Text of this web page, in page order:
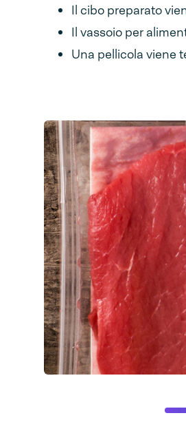
Il cibo preparato
Il vassoio per
Una pellicola viene